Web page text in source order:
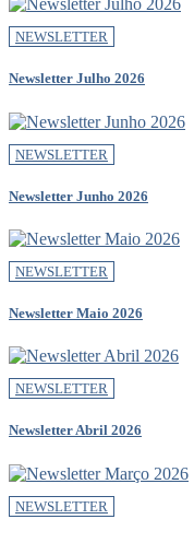
NEWSLETTER
Newsletter Julho 2026
NEWSLETTER
Newsletter Junho 2026
NEWSLETTER
Newsletter Maio 2026
NEWSLETTER
Newsletter Abril 2026
NEWSLETTER